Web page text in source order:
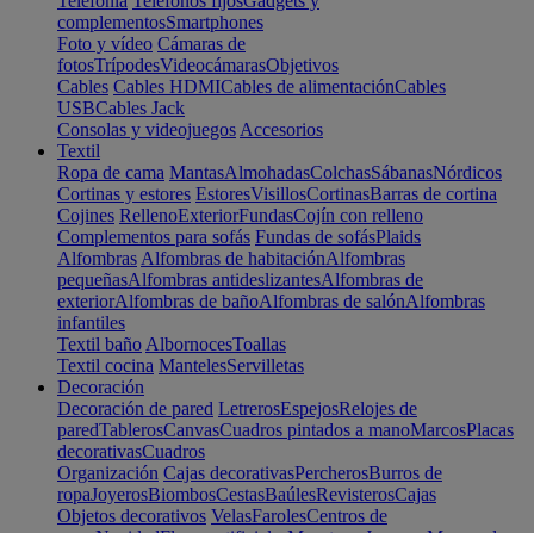
complementosSmartphones
Foto y vídeo Cámaras de
fotosTrípodesVideocámarasObjetivos
Cables Cables HDMICables de alimentaciónCables
USBCables Jack
Consolas y videojuegos Accesorios
Textil
Ropa de cama MantasAlmohadasColchasSábanasNórdicos
Cortinas y estores EstoresVisillosCortinasBarras de cortina
Cojines RellenoExteriorFundasCojín con relleno
Complementos para sofás Fundas de sofásPlaids
Alfombras Alfombras de habitaciónAlfombras
pequeñasAlfombras antideslizantesAlfombras de
exteriorAlfombras de bañoAlfombras de salónAlfombras
infantiles
Textil baño AlbornocesToallas
Textil cocina MantelesServilletas
Decoración
Decoración de pared LetrerosEspejosRelojes de
paredTablerosCanvasCuadros pintados a manoMarcosPlacas
decorativasCuadros
Organización Cajas decorativasPercherosBurros de
ropaJoyerosBiombosCestasBaúlesRevisterosCajas
Objetos decorativos VelasFarolesCentros de